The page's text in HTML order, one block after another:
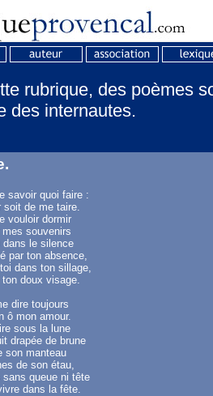
rubrique, des poèmes
des internautes.
savoir quoi faire :
soit de me taire.
vouloir dormir
souvenirs
dans le silence
par ton absence,
dans ton sillage,
ton doux visage.
dire toujours
ô mon amour.
sous la lune
drapée de brune
son manteau
de son étau,
sans queue ni tête
dans la fête.